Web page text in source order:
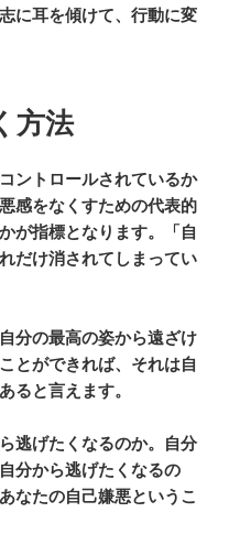
に耳を傾けて、行動に変
方法
ントロールされているか
感をなくすための代表的
が指標となります。「自
だけ消されてしまってい
分の最高の姿から遠ざけ
とができれば、それは自
ると言えます。
逃げたくなるのか。自分
分から逃げたくなるの
なたの自己嫌悪というこ